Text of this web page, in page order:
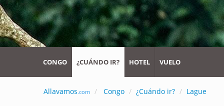
CONGO ¿CUÁNDO IR? HOTEL VUELO
Allavamos.com Congo ¿Cuándo ir? Lague